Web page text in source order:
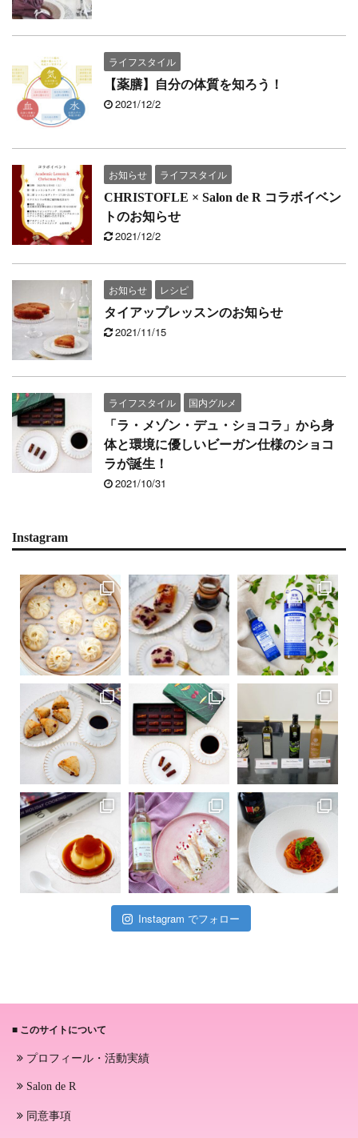
ライフスタイル
【薬膳】自分の体質を知ろう！
2021/12/2
お知らせ
ライフスタイル
CHRISTOFLE × Salon de R コラボイベン
トのお知らせ
2021/12/2
お知らせ
レシピ
タイアップレッスンのお知らせ
2021/11/15
ライフスタイル
国内グルメ
「ラ・メゾン・デュ・ショコラ」から身
体と環境に優しいビーガン仕様のショコ
ラが誕生！
2021/10/31
Instagram
Instagram でフォロー
■ このサイトについて
プロフィール・活動実績
Salon de R
同意事項